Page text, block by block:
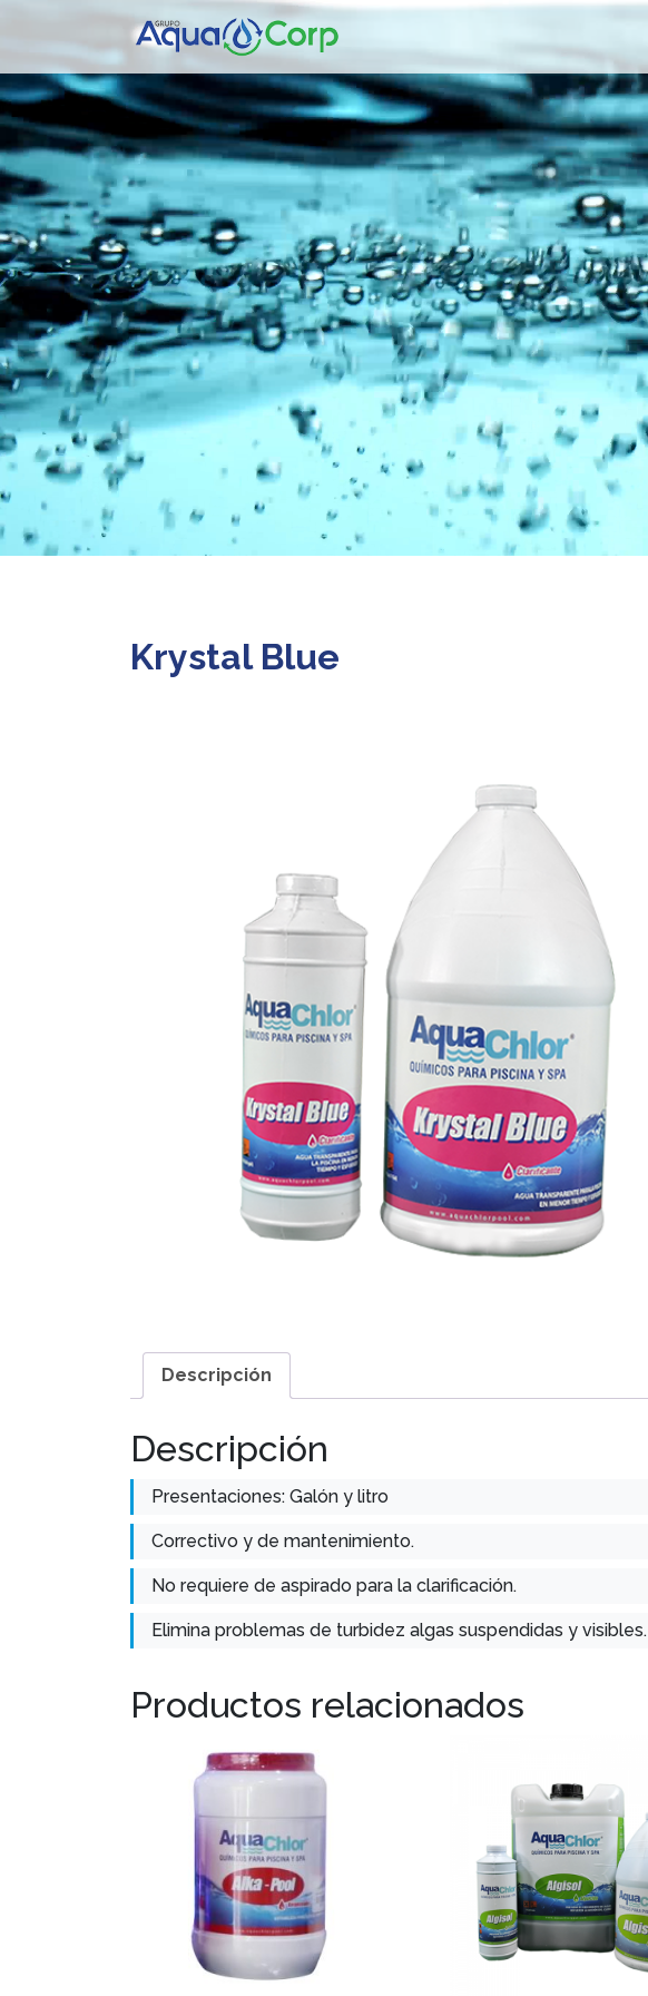
Krystal Blue
Descripción
Descripción
Presentaciones: Galón y litro
Correctivo y de mantenimiento.
No requiere de aspirado para la clarificación.
Elimina problemas de turbidez algas suspendidas y visibles.
Productos relacionados